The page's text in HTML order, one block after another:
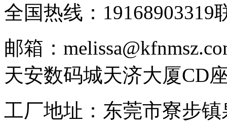
全国热线：19168903319
邮箱：
天安数码城天济大厦CD
工厂地址：东莞市寮步